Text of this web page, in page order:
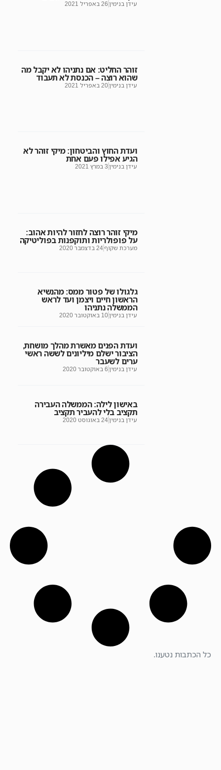
עידן בנימין 26 באפריל 2021
זוהר החליט: אם נתניהו לא יקבל מה
שהוא רוצה – הכנסת לא תעבוד
עידן בנימין20 באפריל 2021
ועדת החוץ והביטחון: מיקי זוהר לא
הגיע אפילו פעם אחת
עידן בנימין 3 במרץ 2021
מיקי זוהר רוצה לחזור להיות אהוב:
על פופולריות ותוקפנות בפוליטיקה
מערכת שקוף24 בדצמבר 2020
גלגולו של פטור ממס: מהנשיא
הראשון חיים ויצמן ועד לראש
הממשלה נתניהו
עידן בנימין10 באוקטובר 2020
ועדת הפנים מאשרת מהלך מושחת,
הציבור ישלם מיליונים לששה ראשי
ערים לשעבר
עידן בנימין 6 באוקטובר 2020
באישון לילה: הממשלה העבירה
תקציב בלי להעביר תקציב
עידן בנימין24 באוגוסט 2020
כל הכתבות נטענו.